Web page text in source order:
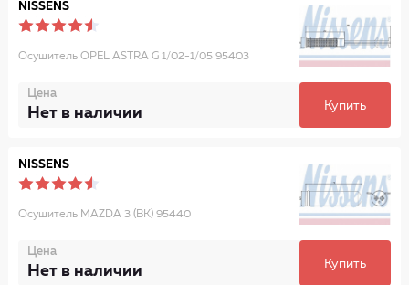
NISSENS
Осушитель OPEL ASTRA G 1/02-1/05 95403
Цена
Нет в наличии Купить
NISSENS
Осушитель MAZDA 3 (BK) 95440
Цена
Нет в наличии Купить